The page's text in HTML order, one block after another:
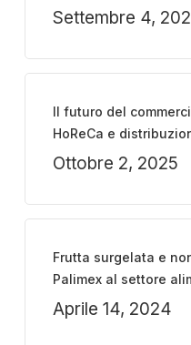
Settembre 4,
Il futuro del
HoReCa e
Ottobre 2, 2025
Frutta surgelata e
Palimex al settore
Aprile 14, 2024